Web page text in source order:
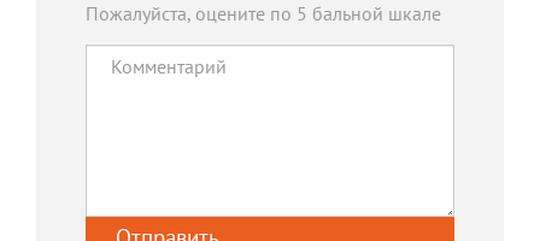
Пожалуйста, оцените по 5 бальной шкале